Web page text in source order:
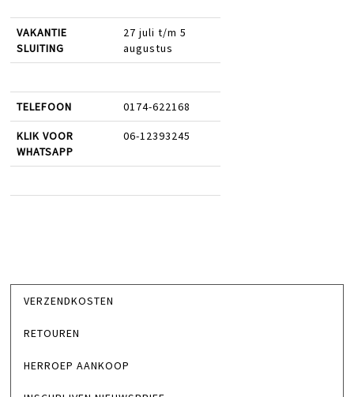
VAKANTIE
SLUITING
27 juli t/m 5
augustus
TELEFOON 0174-622168
KLIK VOOR
WHATSAPP
06-12393245
VERZENDKOSTEN
RETOUREN
HERROEP AANKOOP